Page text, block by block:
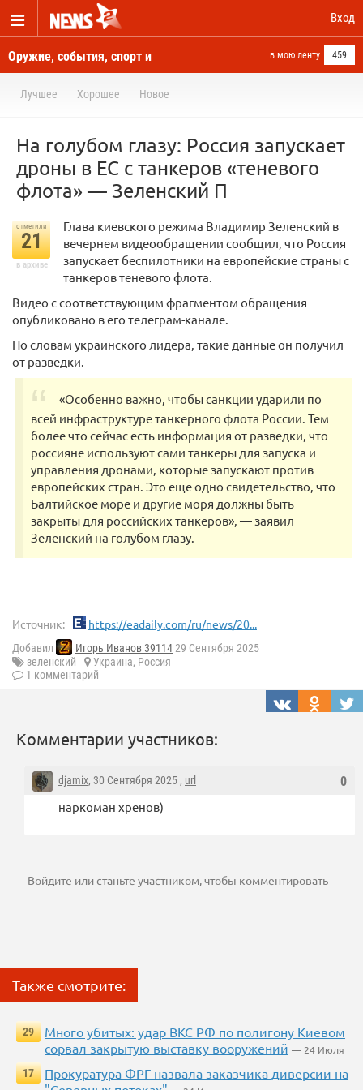
Вход
Оружие, события, спорт и
новости отовсюду
в мою ленту 459
Лучшее Хорошее Новое
На голубом глазу: Россия запускает
дроны в ЕС с танкеров «теневого
флота» — Зеленский П
отметили
21
в архиве
Глава киевского режима Владимир Зеленский в
вечернем видеообращении сообщил, что Россия
запускает беспилотники на европейские страны с
танкеров теневого флота.
Видео с соответствующим фрагментом обращения
опубликовано в его телеграм-канале.
По словам украинского лидера, такие данные он получил
от разведки.
«Особенно важно, чтобы санкции ударили по
всей инфраструктуре танкерного флота России. Тем
более что сейчас есть информация от разведки, что
россияне используют сами танкеры для запуска и
управления дронами, которые запускают против
европейских стран. Это еще одно свидетельство, что
Балтийское море и другие моря должны быть
закрыты для российских танкеров», — заявил
Зеленский на голубом глазу.
Источник: https://eadaily.com/ru/news/20...
Добавил Игорь Иванов 3911429 Сентября 2025
зеленский
Украина, Россия
1 комментарий
Комментарии участников:
0
djamix, 30 Сентября 2025 , url
наркоман хренов)
Войдите илистаньте участником, чтобы комментировать
Также смотрите:
29
Много убитых: удар ВКС РФ по полигону Киевом
сорвал закрытую выставку вооружений — 24 Июля
17
Прокуратура ФРГ назвала заказчика диверсии на